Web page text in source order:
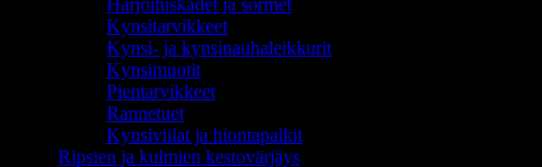
Harjoituskädet ja sormet
Kynsitarvikkeet
Kynsi- ja kynsinauhaleikkurit
Kynsimuotit
Pientarvikkeet
Rannetuet
Kynsiviilat ja hiontapalkit
Ripsien ja kulmien kestovärjäys